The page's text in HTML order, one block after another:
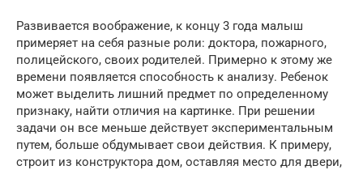
Развивается воображение, к концу 3 года малыш
примеряет на себя разные роли: доктора, пожарного,
полицейского, своих родителей. Примерно к этому же
времени появляется способность к анализу. Ребенок
может выделить лишний предмет по определенному
признаку, найти отличия на картинке. При решении
задачи он все меньше действует экспериментальным
путем, больше обдумывает свои действия. К примеру,
строит из конструктора дом, оставляя место для двери,